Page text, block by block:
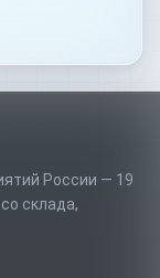
России — 19
склада,